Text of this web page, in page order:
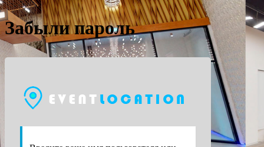
Забыли пароль
https://